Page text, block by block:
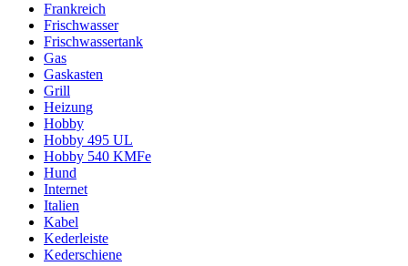
Frankreich
Frischwasser
Frischwassertank
Gas
Gaskasten
Grill
Heizung
Hobby
Hobby 495 UL
Hobby 540 KMFe
Hund
Internet
Italien
Kabel
Kederleiste
Kederschiene